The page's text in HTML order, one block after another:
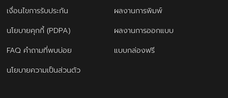
เงื่อนไขการรับประกัน
ผลงานการพิมพ์
นโยบายคุกกี้ (PDPA)
ผลงานการออกแบบ
FAQ คำถามที่พบบ่อย
แบบกล่องฟรี
นโยบายความเป็นส่วนตัว